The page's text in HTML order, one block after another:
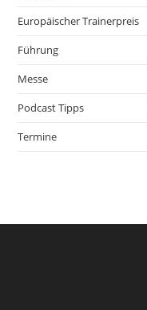
Europäischer Trainerpreis
Führung
Messe
Podcast Tipps
Termine